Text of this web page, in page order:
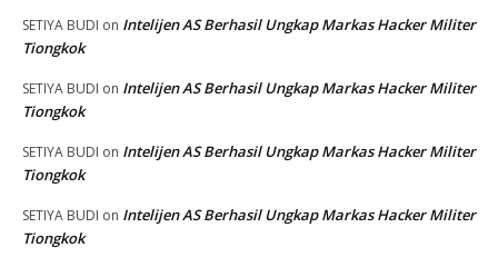
SETIYA BUDI on Intelijen AS Berhasil Ungkap Markas Hacker Militer
Tiongkok
SETIYA BUDI on Intelijen AS Berhasil Ungkap Markas Hacker Militer
Tiongkok
SETIYA BUDI on Intelijen AS Berhasil Ungkap Markas Hacker Militer
Tiongkok
SETIYA BUDI on Intelijen AS Berhasil Ungkap Markas Hacker Militer
Tiongkok